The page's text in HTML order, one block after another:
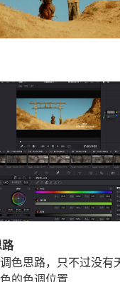
色思路，只不过没有
的色调位置